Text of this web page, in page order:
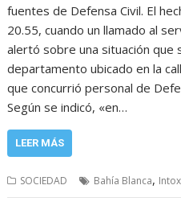
fuentes de Defensa Civil. El
20.55, cuando un llamado al
alertó sobre una situación que
departamento ubicado en la
que concurrió personal de
Según se indicó, «en…
LEER MÁS
SOCIEDAD Bahía Blanca,